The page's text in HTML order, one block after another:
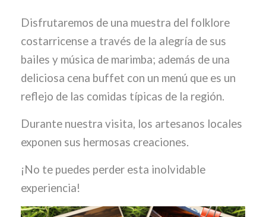
Disfrutaremos de una muestra del folklore
costarricense a través de la alegría de sus
bailes y música de marimba; además de una
deliciosa cena buffet con un menú que es un
reflejo de las comidas típicas de la región.
Durante nuestra visita, los artesanos locales
exponen sus hermosas creaciones.
¡No te puedes perder esta inolvidable
experiencia!